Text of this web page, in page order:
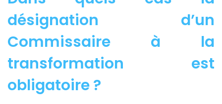
désignation d’un
Commissaire à la
transformation est
obligatoire ?